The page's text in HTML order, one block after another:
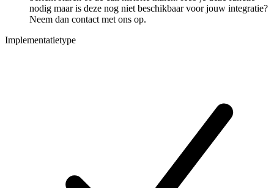
nodig maar is deze nog niet beschikbaar voor jouw integratie?
Neem dan contact met ons op.
Implementatietype